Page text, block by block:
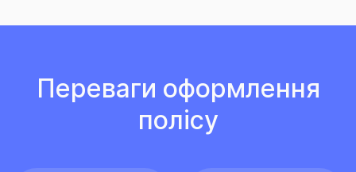
Переваги оформлення
полісу